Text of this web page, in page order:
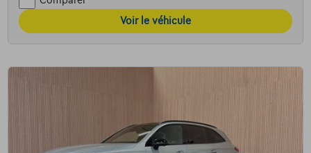
Voir le véhicule